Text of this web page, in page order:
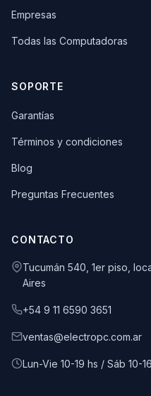
Empresas
Todas las Computadoras
SOPORTE
Garantías
Términos y condiciones
Blog
Preguntas Frecuentes
CONTACTO
Tucumán 540, 1er piso,
Aires
+54 9 11 6590 3651
ventas@electropc.com.ar
Lun-Vie 10-19 hs / Sáb 10-